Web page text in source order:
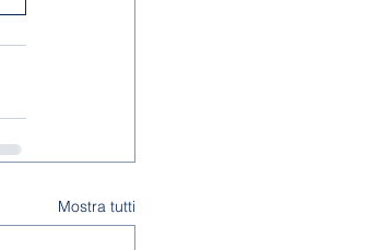
Mostra tutti